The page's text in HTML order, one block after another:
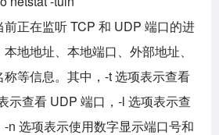
正在监听 TCP 和 UDP 端口的进
地地址、本地端口、外部地址、
等信息。其中，-t 选项表示查看
示查看 UDP 端口，-l 选项表示查
n 选项表示使用数字显示端口号和